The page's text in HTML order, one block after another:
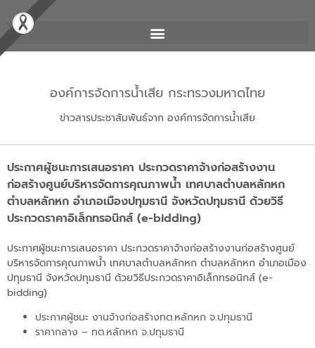
องค์การจัดการน้ำเสีย กระทรวงมหาดไทย
ข่าวสารประชาสัมพันธ์จาก องค์การจัดการน้ำเสีย
ประกาศผู้ชนะการเสนอราคา ประกวดราคาจ้างก่อสร้างงาน
ก่อสร้างศูนย์บริหารจัดการคุณภาพน้ำ เทศบาลตำบลหลักหก
ตำบลหลักหก อำเภอเมืองปทุมธานี จังหวัดปทุมธานี ด้วยวิธี
ประกวดราคาอิเล็กทรอนิกส์ (e-bidding)
ประกาศผู้ชนะการเสนอราคา ประกวดราคาจ้างก่อสร้างงานก่อสร้างศูนย์
บริหารจัดการคุณภาพน้ำ เทศบาลตำบลหลักหก ตำบลหลักหก อำเภอเมือง
ปทุมธานี จังหวัดปทุมธานี ด้วยวิธีประกวดราคาอิเล็กทรอนิกส์ (e-
bidding)
ประกาศผู้ชนะ งานจ้างก่อสร้างทต.หลักหก จ.ปทุมธานี
ราคากลาง – ทต.หลักหก จ.ปทุมธานี